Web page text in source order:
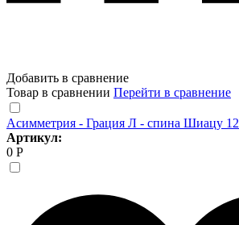
Добавить в сравнение
Товар в сравнении Перейти в сравнение
Асимметрия - Грация Л - спина Шиацу 12
Артикул:
0 Р